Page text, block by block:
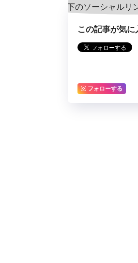
この記事が気
フォローする